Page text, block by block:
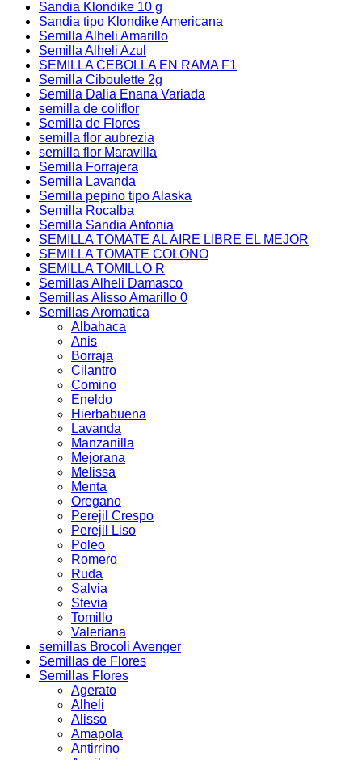
Sandia Klondike 10 g
Sandia tipo Klondike Americana
Semilla Alheli Amarillo
Semilla Alheli Azul
SEMILLA CEBOLLA EN RAMA F1
Semilla Ciboulette 2g
Semilla Dalia Enana Variada
semilla de coliflor
Semilla de Flores
semilla flor aubrezia
semilla flor Maravilla
Semilla Forrajera
Semilla Lavanda
Semilla pepino tipo Alaska
Semilla Rocalba
Semilla Sandia Antonia
SEMILLA TOMATE AL AIRE LIBRE EL MEJOR
SEMILLA TOMATE COLONO
SEMILLA TOMILLO R
Semillas Alheli Damasco
Semillas Alisso Amarillo 0
Semillas Aromatica
Albahaca
Anis
Borraja
Cilantro
Comino
Eneldo
Hierbabuena
Lavanda
Manzanilla
Mejorana
Melissa
Menta
Oregano
Perejil Crespo
Perejil Liso
Poleo
Romero
Ruda
Salvia
Stevia
Tomillo
Valeriana
semillas Brocoli Avenger
Semillas de Flores
Semillas Flores
Agerato
Alheli
Alisso
Amapola
Antirrino